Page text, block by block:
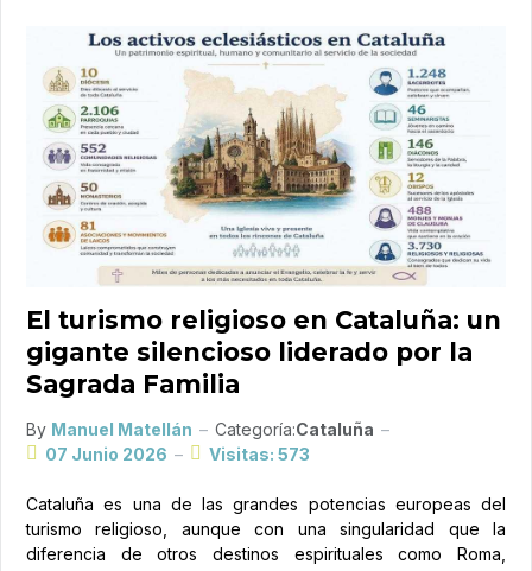
El turismo religioso en Cataluña: un
gigante silencioso liderado por la
Sagrada Familia
By Manuel Matellán Categoría:Cataluña
07 Junio 2026
Visitas: 573
Cataluña es una de las grandes potencias europeas del
turismo religioso, aunque con una singularidad que la
diferencia de otros destinos espirituales como Roma,